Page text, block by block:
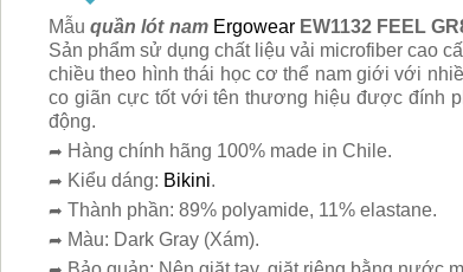
Mẫuquần lót nam Ergowear EW1132 FEEL
Sản phẩm sử dụng chất liệu vải microfiber cao
chiều theo hình thái học cơ thể nam giới với
co giãn cực tốt với tên thương hiệu được đính
động.
➦ Hàng chính hãng 100% made in Chile.
➦ Kiểu dáng: Bikini.
➦ Thành phần: 89% polyamide, 11% elastane.
➦ Màu: Dark Gray (Xám).